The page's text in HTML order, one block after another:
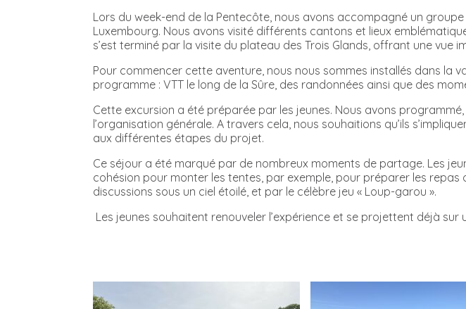
Lors du week-end de la Pentecôte, nous avons accompagné un
Luxembourg. Nous avons visité différents cantons et lieux
s’est terminé par la visite du plateau des Trois Glands, offrant une vue
Pour commencer cette aventure, nous nous sommes installés dans la
programme : VTT le long de la Sûre, des randonnées ainsi que des
Cette excursion a été préparée par les jeunes. Nous avons
l’organisation générale. A travers cela, nous souhaitions qu’ils
aux différentes étapes du projet.
Ce séjour a été marqué par de nombreux moments de partage. Les
cohésion pour monter les tentes, par exemple, pour préparer les
discussions sous un ciel étoilé, et par le célèbre jeu « Loup-garou ».
Les jeunes souhaitent renouveler l’expérience et se projettent déjà sur